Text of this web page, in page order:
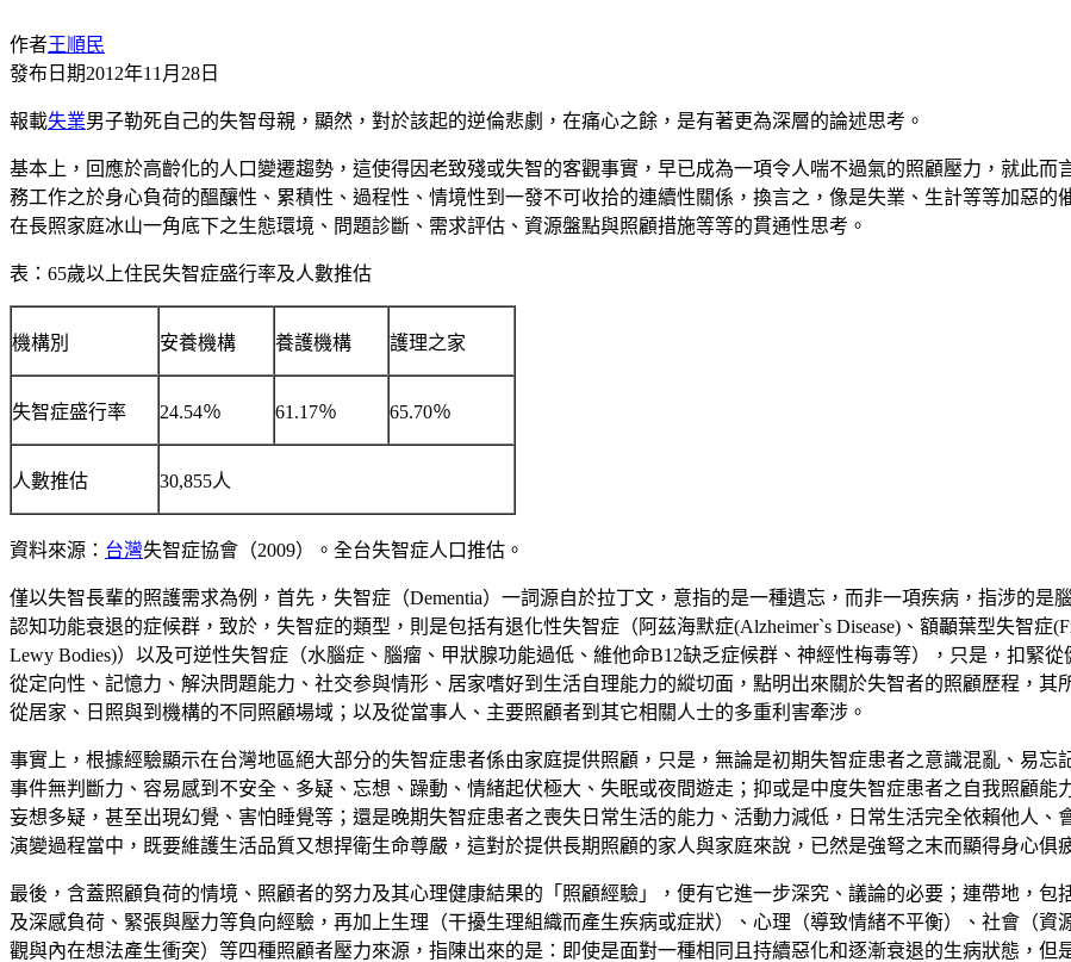
作者王順民
發布日期2012年11月28日
報載失業男子勒死自己的失智母親，顯然，對於該起的逆倫悲劇，在痛心之餘，是有著更為深層的論述思考。
基本上，回應於高齡化的人口變遷趨勢，這使得因老致殘或失智的客觀事實，早已成為一項令人喘不過氣的照顧壓力，就此
務工作之於身心負荷的醞釀性、累積性、過程性、情境性到一發不可收拾的連續性關係，換言之，像是失業、生計等等加惡
在長照家庭冰山一角底下之生態環境、問題診斷、需求評估、資源盤點與照顧措施等等的貫通性思考。
表： 65歲以上住民失智症盛行率及人數推估
機構別 安養機構 養護機構 護理之家
失智症盛行率 24.54％ 61.17％ 65.70％
人數推估 30,855人
資料來源： 台灣失智症協會（2009）。全台失智症人口推估。
僅以失智長輩的照護需求為例，首先，失智症（Dementia） 一詞源自於拉丁文，意指的是一種遺忘，而非一項疾病，指涉的是
認知功能衰退的症候群，致於，失智症的類型，則是包括有退化性失智症（ 阿茲海默症(Alzheimer`s Disease)、額顳葉型失智症
Lewy Bodies)）以及可逆性失智症（水腦症、腦瘤、甲狀腺功能過低、維他命B12缺乏症候群、神經性梅毒等），只是，扣緊從
從定向性、記憶力、解決問題能力、社交参與情形、居家嗜好到生活自理能力的縱切面，點明出來關於失智者的照顧歷程，其
從居家、日照與到機構的不同照顧場域；以及從當事人、主要照顧者到其它相關人士的多重利害牽涉。
事實上，根據經驗顯示在台灣地區絕大部分的失智症患者係由家庭提供照顧，只是，無論是初期失智症患者之意識混亂、易
事件無判斷力、容易感到不安全、多疑、忘想、躁動、情緒起伏極大、失眠或夜間遊走；抑或是中度失智症患者之自我照顧能
妄想多疑，甚至出現幻覺、害怕睡覺等；還是晚期失智症患者之喪失日常生活的能力、活動力減低，日常生活完全依賴他人
演變過程當中，既要維護生活品質又想捍衛生命尊嚴，這對於提供長期照顧的家人與家庭來說，已然是強弩之末而顯得身心俱
最後，含蓋照顧負荷的情境、照顧者的努力及其心理健康結果的「照顧經驗」，便有它進一步深究、議論的必要；連帶地，
及深感負荷、緊張與壓力等負向經驗，再加上生理（干擾生理組織而產生疾病或症狀）、心理（導致情緒不平衡）、社會（
觀與內在想法產生衝突）等四種照顧者壓力來源，指陳出來的是：即使是面對一種相同且持續惡化和逐漸衰退的生病狀態，